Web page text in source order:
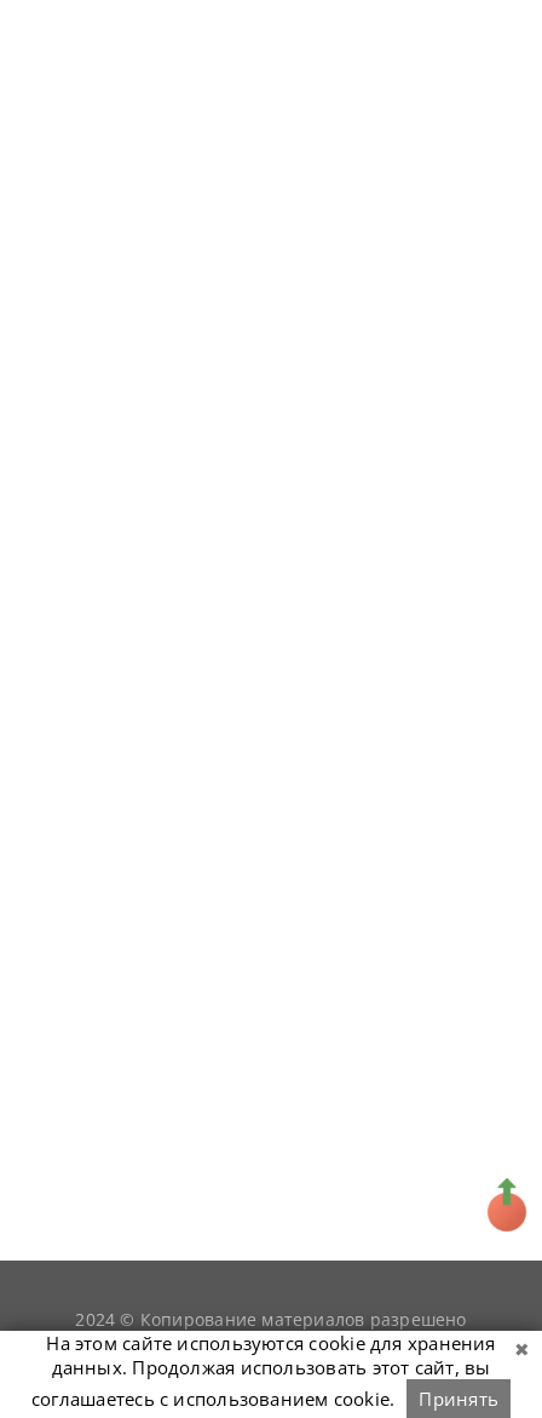
2024 © Копирование материалов разрешено
только при условии гиперссылки наsnookerist.ru
На этом сайте используются cookie для хранения
данных. Продолжая использовать этот сайт, вы
соглашаетесь с использованием cookie.
Принять